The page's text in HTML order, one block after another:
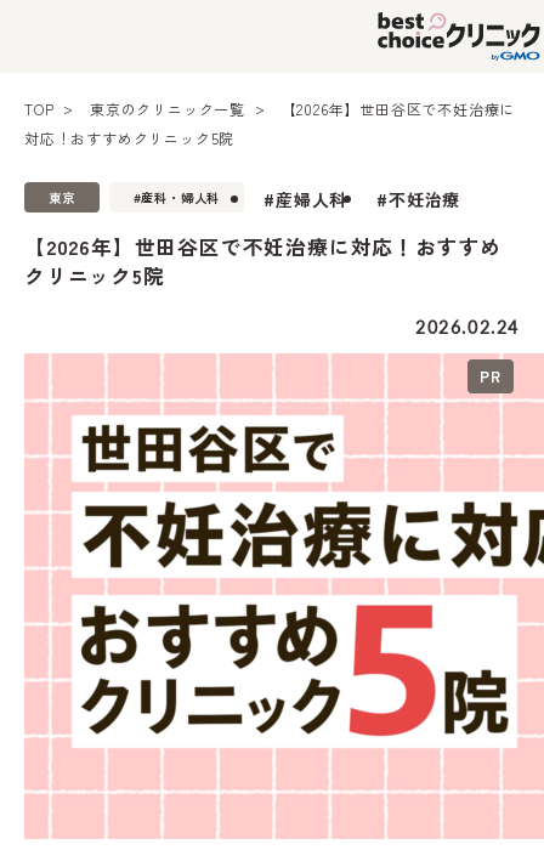
TOP 東京のクリニック一覧
【2026年】世田谷区で不妊治療に
対応！おすすめクリニック5院
東京 #産科・婦人科 #産婦人科 #不妊治療
【2026年】世田谷区で不妊治療に対応！おすすめ
クリニック5院
2026.02.24